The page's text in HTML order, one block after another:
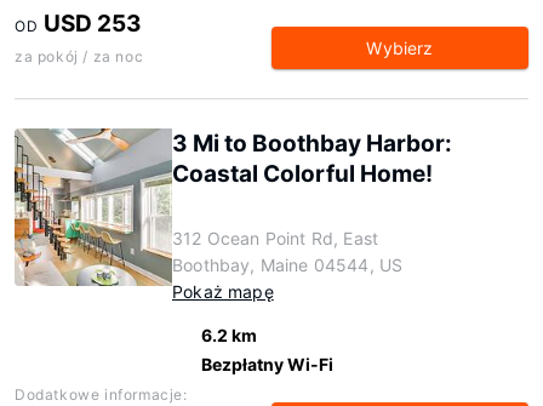
OD USD 253
za pokój / za noc Wybierz
3 Mi to Boothbay Harbor:
Coastal Colorful Home!
312 Ocean Point Rd, East
Boothbay, Maine 04544, US
Pokaż mapę
6.2 km
Bezpłatny Wi-Fi
Dodatkowe informacje: